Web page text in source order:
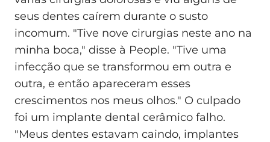
seus dentes caírem durante o susto
incomum. "Tive nove cirurgias neste ano na
minha boca," disse à People. "Tive uma
infecção que se transformou em outra e
outra, e então apareceram esses
crescimentos nos meus olhos." O culpado
foi um implante dental cerâmico falho.
"Meus dentes estavam caindo, implantes